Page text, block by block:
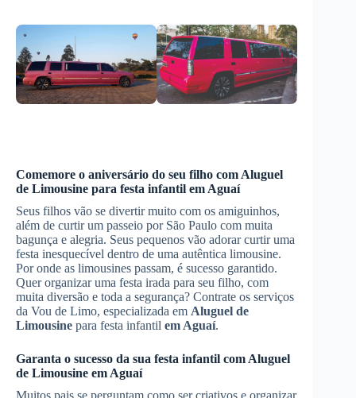
Comemore o aniversário do seu filho com Aluguel
de Limousine para festa infantil em Aguaí
Seus filhos vão se divertir muito com os amiguinhos,
além de curtir um passeio por São Paulo com muita
bagunça e alegria. Seus pequenos vão adorar curtir uma
festa inesquecível dentro de uma autêntica limousine.
Por onde as limousines passam, é sucesso garantido.
Quer organizar uma festa irada para seu filho, com
muita diversão e toda a segurança? Contrate os serviços
da Vou de Limo, especializada em Aluguel de
Limousine para festa infantil em Aguaí.
Garanta o sucesso da sua festa infantil com Aluguel
de Limousine em Aguaí
Muitos pais se perguntam como ser criativos e organizar